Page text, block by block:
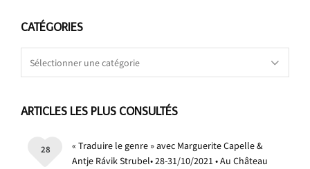
CATÉGORIES
ARTICLES LES PLUS CONSULTÉS
« Traduire le genre » avec Marguerite Capelle &
Antje Rávik Strubel• 28-31/10/2021 • Au Château
28